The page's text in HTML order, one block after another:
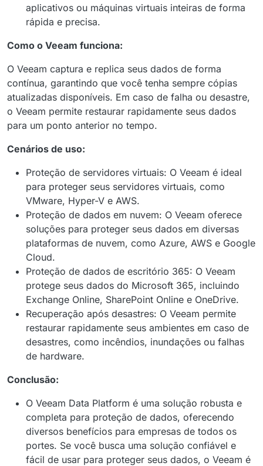
aplicativos ou máquinas virtuais inteiras de forma
rápida e precisa.
Como o Veeam funciona:
O Veeam captura e replica seus dados de forma
contínua, garantindo que você tenha sempre cópias
atualizadas disponíveis. Em caso de falha ou desastre,
o Veeam permite restaurar rapidamente seus dados
para um ponto anterior no tempo.
Cenários de uso:
Proteção de servidores virtuais: O Veeam é ideal
para proteger seus servidores virtuais, como
VMware, Hyper-V e AWS.
Proteção de dados em nuvem: O Veeam oferece
soluções para proteger seus dados em diversas
plataformas de nuvem, como Azure, AWS e Google
Cloud.
Proteção de dados de escritório 365: O Veeam
protege seus dados do Microsoft 365, incluindo
Exchange Online, SharePoint Online e OneDrive.
Recuperação após desastres: O Veeam permite
restaurar rapidamente seus ambientes em caso de
desastres, como incêndios, inundações ou falhas
de hardware.
Conclusão:
O Veeam Data Platform é uma solução robusta e
completa para proteção de dados, oferecendo
diversos benefícios para empresas de todos os
portes. Se você busca uma solução confiável e
fácil de usar para proteger seus dados, o Veeam é